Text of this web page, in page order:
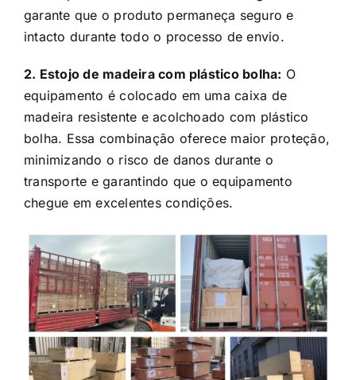
2. Estojo de madeira com plástico bolha: O
equipamento é colocado em uma caixa de
bolha. Essa combinação oferece maior proteção,
minimizando o risco de danos durante o
transporte e garantindo que o equipamento
chegue em excelentes condições.